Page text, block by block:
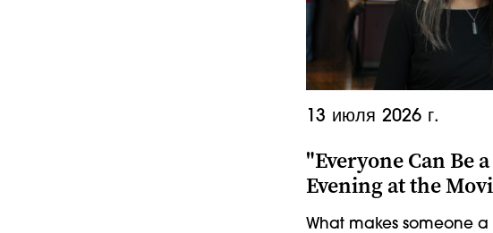
13 июля 2026 г.
"Everyone Can Be
Evening at the
What makes someone a